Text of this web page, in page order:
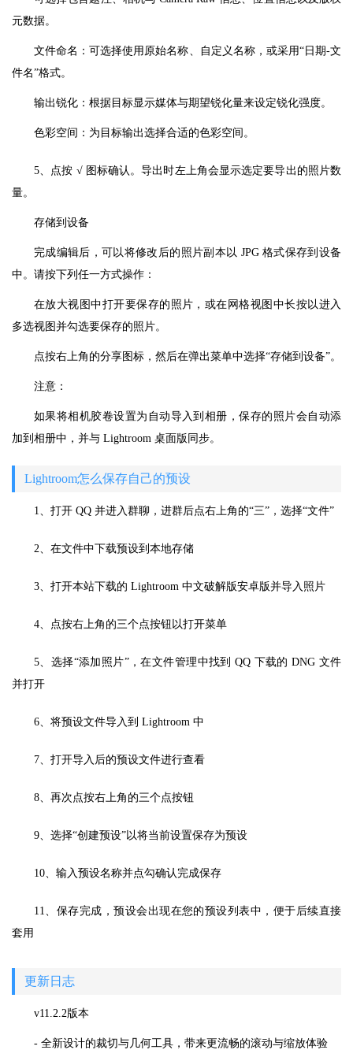
元数据。
文件命名：可选择使用原始名称、自定义名称，或采用“日期-文
件名”格式。
输出锐化：根据目标显示媒体与期望锐化量来设定锐化强度。
色彩空间：为目标输出选择合适的色彩空间。
5、点按 √ 图标确认。导出时左上角会显示选定要导出的照片数
量。
存储到设备
完成编辑后，可以将修改后的照片副本以 JPG 格式保存到设备
中。请按下列任一方式操作：
在放大视图中打开要保存的照片，或在网格视图中长按以进入
多选视图并勾选要保存的照片。
点按右上角的分享图标，然后在弹出菜单中选择“存储到设备”。
注意：
如果将相机胶卷设置为自动导入到相册，保存的照片会自动添
加到相册中，并与 Lightroom 桌面版同步。
Lightroom怎么保存自己的预设
1、打开 QQ 并进入群聊，进群后点右上角的“三”，选择“文件”
2、在文件中下载预设到本地存储
3、打开本站下载的 Lightroom 中文破解版安卓版并导入照片
4、点按右上角的三个点按钮以打开菜单
5、选择“添加照片”，在文件管理中找到 QQ 下载的 DNG 文件
并打开
6、将预设文件导入到 Lightroom 中
7、打开导入后的预设文件进行查看
8、再次点按右上角的三个点按钮
9、选择“创建预设”以将当前设置保存为预设
10、输入预设名称并点勾确认完成保存
11、保存完成，预设会出现在您的预设列表中，便于后续直接
套用
更新日志
v11.2.2版本
- 全新设计的裁切与几何工具，带来更流畅的滚动与缩放体验